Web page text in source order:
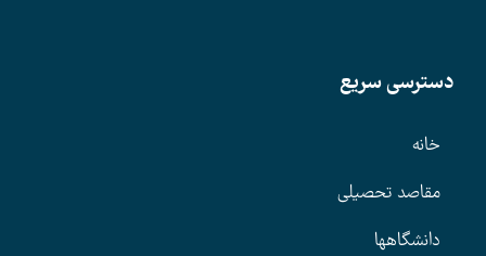
دسترسی سریع
خانه
مقاصد تحصیلی
دانشگاهها